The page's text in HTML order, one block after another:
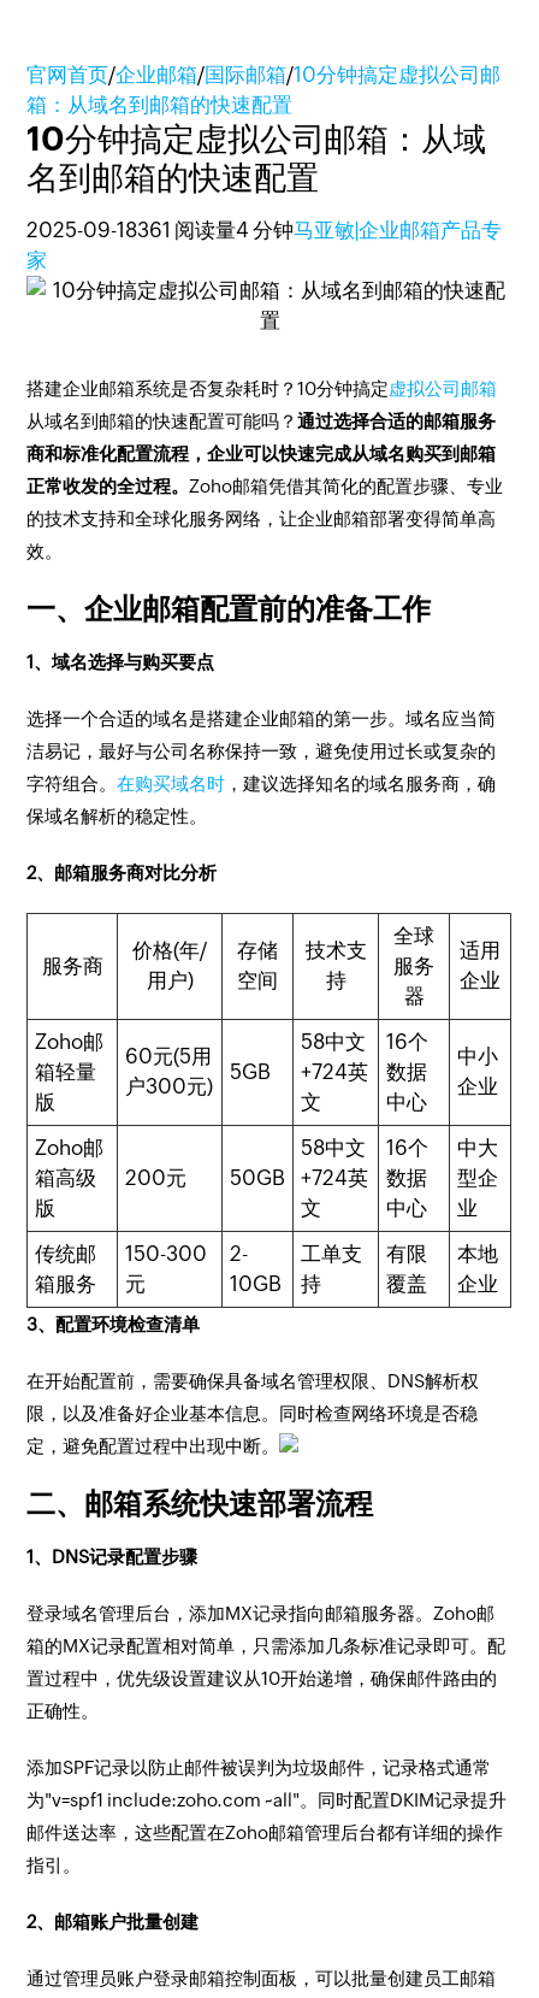
官网首页/企业邮箱/国际邮箱/10分钟搞定虚拟公司邮
箱：从域名到邮箱的快速配置
10分钟搞定虚拟公司邮箱：从域
名到邮箱的快速配置
2025-09-18361 阅读量4 分钟马亚敏|企业邮箱产品专
家
搭建企业邮箱系统是否复杂耗时？10分钟搞定虚拟公司邮箱
从域名到邮箱的快速配置可能吗？通过选择合适的邮箱服务
商和标准化配置流程，企业可以快速完成从域名购买到邮箱
正常收发的全过程。 Zoho邮箱凭借其简化的配置步骤、专业
的技术支持和全球化服务网络，让企业邮箱部署变得简单高
效。
一、企业邮箱配置前的准备工作
1、域名选择与购买要点
选择一个合适的域名是搭建企业邮箱的第一步。域名应当简
洁易记，最好与公司名称保持一致，避免使用过长或复杂的
字符组合。在购买域名时 ，建议选择知名的域名服务商，确
保域名解析的稳定性。
2、邮箱服务商对比分析
服务商
价格(年/
用户)
存储
空间
技术支
持
全球
服务
器
适用
企业
Zoho邮
箱轻量
版
60元(5用
户300元)
5GB
58中文
+724英
文
16个
数据
中心
中小
企业
Zoho邮
箱高级
版
200元 50GB
58中文
+724英
文
16个
数据
中心
中大
型企
业
传统邮
箱服务
150-300
元
2-
10GB
工单支
持
有限
覆盖
本地
企业
3、配置环境检查清单
在开始配置前，需要确保具备域名管理权限、DNS解析权
限，以及准备好企业基本信息。同时检查网络环境是否稳
定，避免配置过程中出现中断。
二、邮箱系统快速部署流程
1、DNS记录配置步骤
登录域名管理后台，添加MX记录指向邮箱服务器。Zoho邮
箱的MX记录配置相对简单，只需添加几条标准记录即可。配
置过程中，优先级设置建议从10开始递增，确保邮件路由的
正确性。
添加SPF记录以防止邮件被误判为垃圾邮件，记录格式通常
为"v=spf1 include:zoho.com ~all"。同时配置DKIM记录提升
邮件送达率，这些配置在Zoho邮箱管理后台都有详细的操作
指引。
2、邮箱账户批量创建
通过管理员账户登录邮箱控制面板，可以批量创建员工邮箱